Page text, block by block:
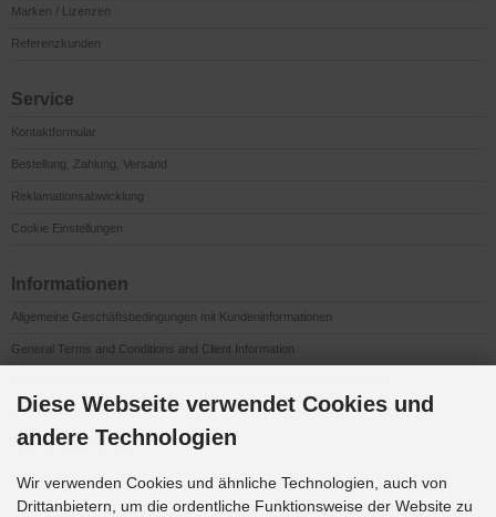
Marken / Lizenzen
Referenzkunden
Service
Kontaktformular
Bestellung, Zahlung, Versand
Reklamationsabwicklung
Cookie Einstellungen
Informationen
Allgemeine Geschäftsbedingungen mit Kundeninformationen
General Terms and Conditions and Client Information
Impressum
Datenschutzerklärung
Anfahrt
Diese Webseite verwendet Cookies und
andere Technologien
Wir verwenden Cookies und ähnliche Technologien, auch von
Drittanbietern, um die ordentliche Funktionsweise der Website zu